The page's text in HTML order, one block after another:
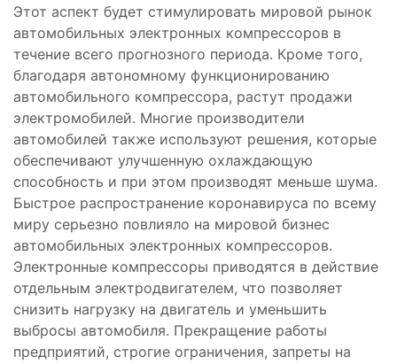
Этот аспект будет стимулировать мировой рынок
автомобильных электронных компрессоров в
течение всего прогнозного периода. Кроме того,
благодаря автономному функционированию
автомобильного компрессора, растут продажи
электромобилей. Многие производители
автомобилей также используют решения, которые
обеспечивают улучшенную охлаждающую
способность и при этом производят меньше шума.
Быстрое распространение коронавируса по всему
миру серьезно повлияло на мировой бизнес
автомобильных электронных компрессоров.
Электронные компрессоры приводятся в действие
отдельным электродвигателем, что позволяет
снизить нагрузку на двигатель и уменьшить
выбросы автомобиля. Прекращение работы
предприятий, строгие ограничения, запреты на